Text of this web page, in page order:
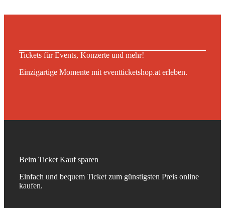
Tickets für Events, Konzerte und mehr!
Einzigartige Momente mit eventticketshop.at erleben.
Beim Ticket Kauf sparen
Einfach und bequem Ticket zum günstigsten Preis online
kaufen.